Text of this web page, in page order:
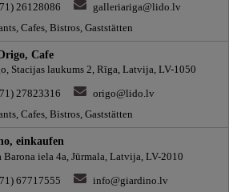
26128086
galleriariga@lido.lv
Cafes, Bistros, Gaststätten
Cafe
Stacijas laukums 2, Rīga, Latvija, LV-1050
27823316
origo@lido.lv
Cafes, Bistros, Gaststätten
einkaufen
Barona iela 4a, Jūrmala, Latvija, LV-2010
67717555
info@giardino.lv